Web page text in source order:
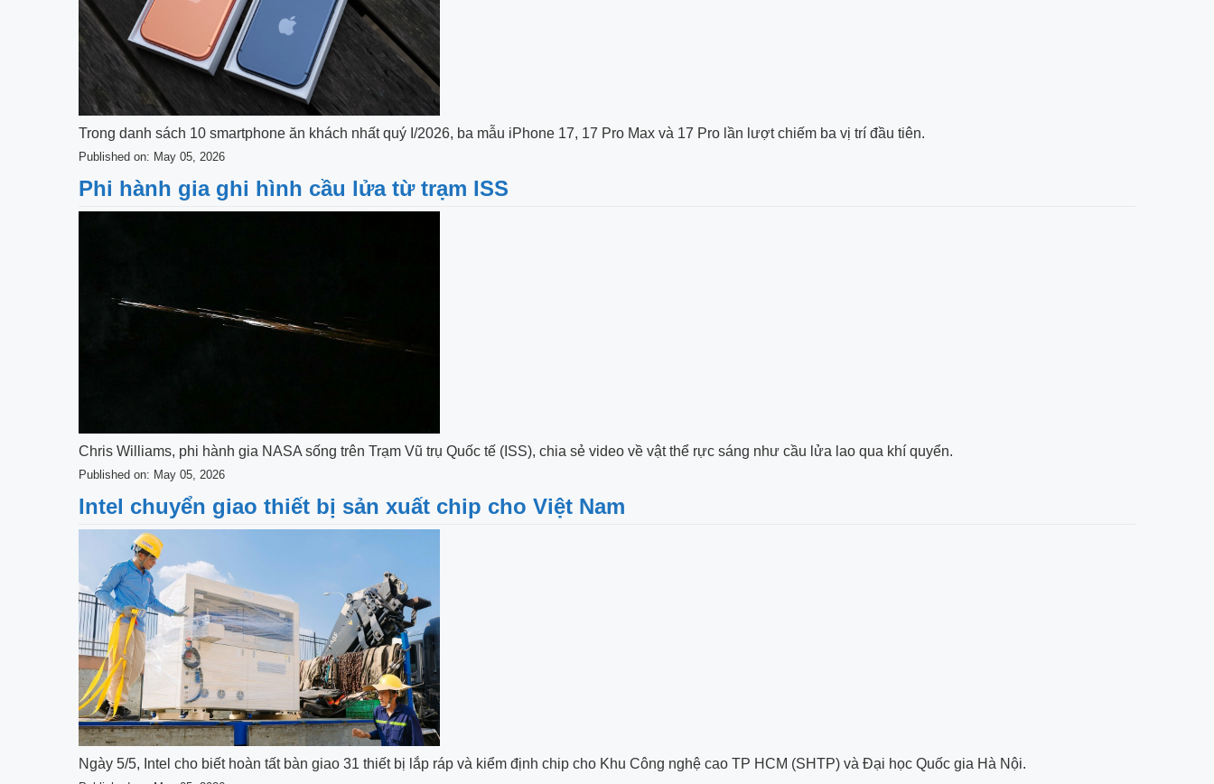
Trong danh sách 10 smartphone ăn khách nhất quý I/2026, ba mẫu iPhone 17, 17 Pro Max và 17 Pro lần lượt chiếm ba vị trí đầu tiên.
Published on: May 05, 2026
Phi hành gia ghi hình cầu lửa từ trạm ISS
Chris Williams, phi hành gia NASA sống trên Trạm Vũ trụ Quốc tế (ISS), chia sẻ video về vật thể rực sáng như cầu lửa lao qua khí quyển.
Published on: May 05, 2026
Intel chuyển giao thiết bị sản xuất chip cho Việt Nam
Ngày 5/5, Intel cho biết hoàn tất bàn giao 31 thiết bị lắp ráp và kiểm định chip cho Khu Công nghệ cao TP HCM (SHTP) và Đại học Quốc gia Hà Nội.